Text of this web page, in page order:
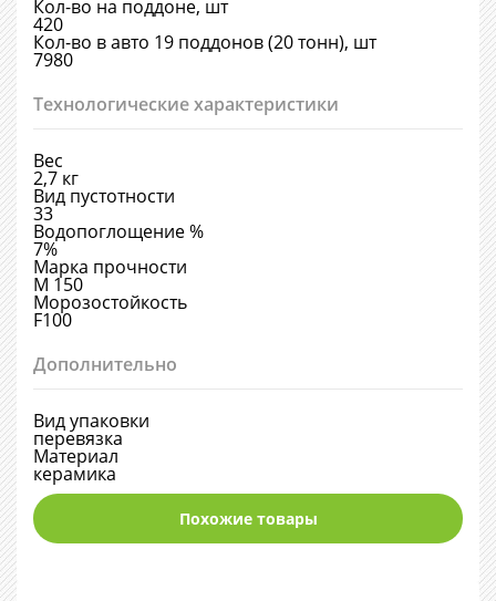
Кол-во на поддоне, шт
420
Кол-во в авто 19 поддонов (20 тонн), шт
7980
Технологические характеристики
Вес
2,7 кг
Вид пустотности
33
Водопоглощение %
7%
Марка прочности
М 150
Морозостойкость
F100
Дополнительно
Вид упаковки
перевязка
Материал
керамика
Похожие товары